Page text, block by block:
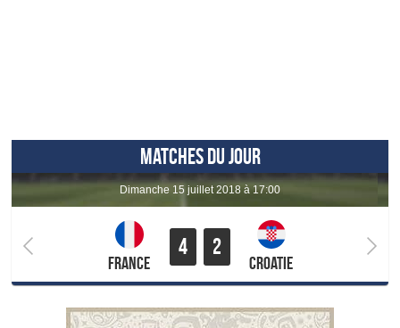
MATCHES DU JOUR
dimanche 15 juillet 2018 à 17:00
France
4 2
Croatie